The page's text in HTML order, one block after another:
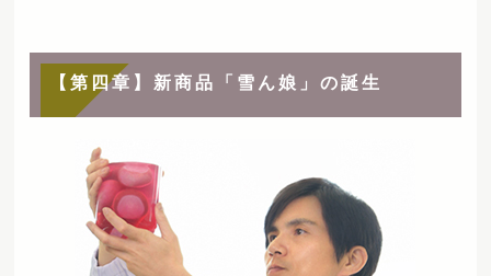
【第四章】新商品「雪ん娘」の誕生